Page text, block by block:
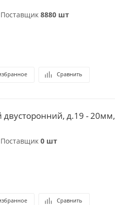
Поставщик 8880 шт
Сравнить
д.19 - 20мм,
Поставщик 0 шт
Сравнить